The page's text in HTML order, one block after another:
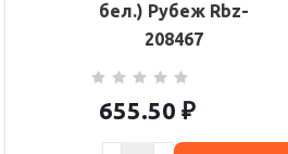
бел.) Рубеж Rbz-
208467
655.50 ₽